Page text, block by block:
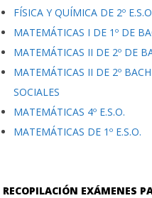
FÍSICA Y QUÍMICA DE 2º
MATEMÁTICAS I DE 1º DE
MATEMÁTICAS II DE 2º DE
MATEMÁTICAS II DE 2º
SOCIALES
MATEMÁTICAS 4º E.S.O.
MATEMÁTICAS DE 1º E.S.O.
RECOPILACIÓN EXÁMENES